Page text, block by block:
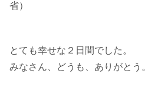
省）
とても幸せな２日間でした。
みなさん、どうも、ありがとう。